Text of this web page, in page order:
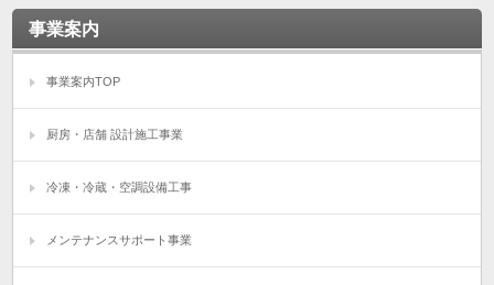
事業案内
事業案内TOP
厨房・店舗 設計施工事業
冷凍・冷蔵・空調設備工事
メンテナンスサポート事業